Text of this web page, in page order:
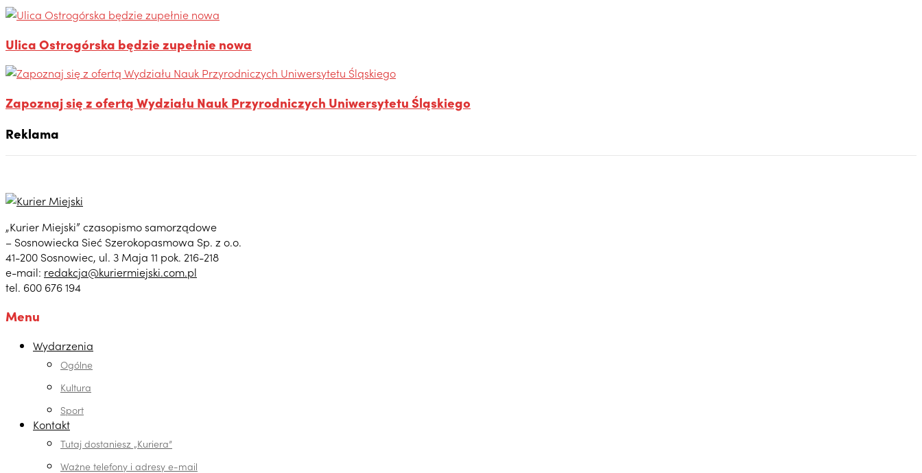
Ulica Ostrogórska będzie zupełnie nowa
Zapoznaj się z ofertą Wydziału Nauk Przyrodniczych Uniwersytetu Śląskiego
Reklama
„Kurier Miejski” czasopismo samorządowe
– Sosnowiecka Sieć Szerokopasmowa Sp. z o.o.
41-200 Sosnowiec, ul. 3 Maja 11 pok. 216-218
e-mail: redakcja@kuriermiejski.com.pl
tel. 600 676 194
Menu
Wydarzenia
Ogólne
Kultura
Sport
Kontakt
Tutaj dostaniesz „Kuriera”
Ważne telefony i adresy e-mail